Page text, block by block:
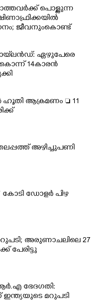
പൊള്ളുന്ന
ജീവനുംകൊണ്ട്
ഏഴുപേരെ
കൊന്ന് 14കാരൻ
ഹൂതി ആക്രമണം  11
അഴിച്ചുപണി
കോടി ഡോളർ പിഴ
അരുണാചലിലെ 27
പേരിട്ടു
ഭേദഗതി:
മറുപടി